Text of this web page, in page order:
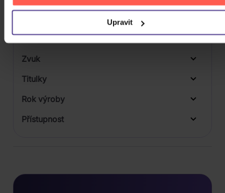
Upravit
Počet Platform Album
Zvuk
Titulky
Rok výroby
Přístupnost